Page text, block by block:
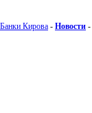
Банки Кирова - Новости -